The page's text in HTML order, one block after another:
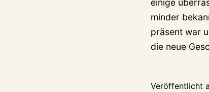
einige
minder
präsent war
die neue
Veröffentlicht